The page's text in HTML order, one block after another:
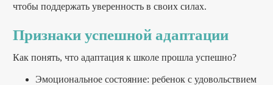
чтобы поддержать уверенность в своих силах.
Признаки успешной адаптации
Как понять, что адаптация к школе прошла успешно?
Эмоциональное состояние: ребенок с удовольствием